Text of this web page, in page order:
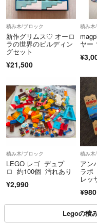
積み木/ブロック
新作グリムス♡ オーロ
ラの世界のビルディン
グセット
¥21,500
積み木
ヤー
積み木/ブロック
LEGO レゴ デュプ
ロ 約100個 汚れあり
¥2,990
積み木
アン
ラボ
レッ
¥980
Legoの積